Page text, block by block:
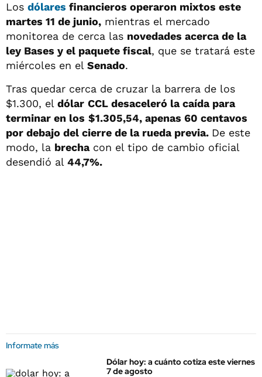
Los dólares financieros operaron mixtos este
martes 11 de junio, mientras el mercado
monitorea de cerca las novedades acerca de la
ley Bases y el paquete fiscal, que se tratará este
miércoles en el Senado.
Tras quedar cerca de cruzar la barrera de los
$1.300, el dólar CCL desaceleró la caída para
terminar en los $1.305,54, apenas 60 centavos
por debajo del cierre de la rueda previa. De este
modo, la brechacon el tipo de cambio oficial
desendió al 44,7%.
Informate más
Dólar hoy: a cuánto cotiza este viernes
7 de agosto